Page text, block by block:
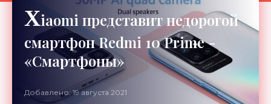
Xiaomi представит недорогой
смартфон Redmi 10 Prime -
«Смартфоны»
Добавлено: 19 августа 2021